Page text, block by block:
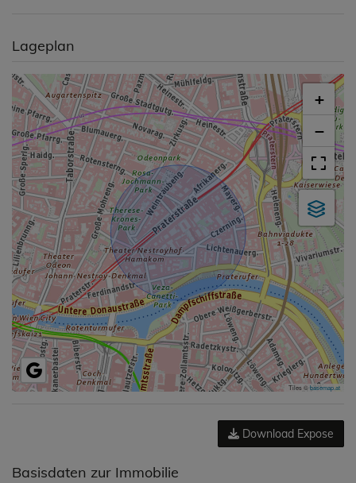
Lageplan
+
−
Tiles ©basemap.at
Download Expose
Basisdaten zur Immobilie